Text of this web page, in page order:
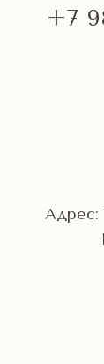
+7
Адрес: